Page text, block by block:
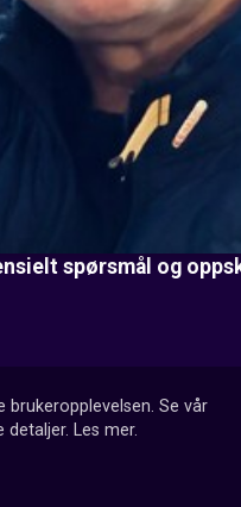
spørsmål og
Se vår
Les mer.